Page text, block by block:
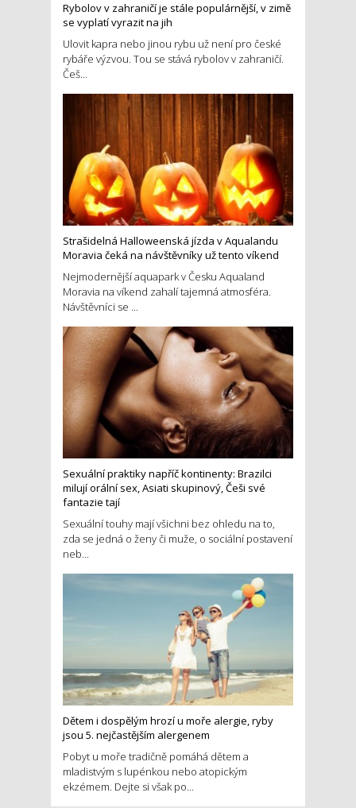
Rybolov v zahraničí je stále populárnější, v zimě
se vyplatí vyrazit na jih
Ulovit kapra nebo jinou rybu už není pro české
rybáře výzvou. Tou se stává rybolov v zahraničí.
Češ...
Strašidelná Halloweenská jízda v Aqualandu
Moravia čeká na návštěvníky už tento víkend
Nejmodernější aquapark v Česku Aqualand
Moravia na víkend zahalí tajemná atmosféra.
Návštěvníci se ...
Sexuální praktiky napříč kontinenty: Brazilci
milují orální sex, Asiati skupinový, Češi své
fantazie tají
Sexuální touhy mají všichni bez ohledu na to,
zda se jedná o ženy či muže, o sociální postavení
neb...
Dětem i dospělým hrozí u moře alergie, ryby
jsou 5. nejčastějším alergenem
Pobyt u moře tradičně pomáhá dětem a
mladistvým s lupénkou nebo atopickým
ekzémem. Dejte si však po...